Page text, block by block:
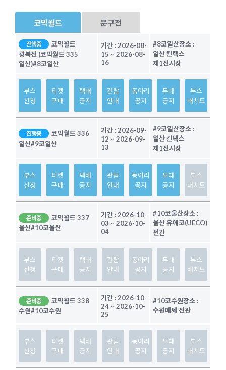
코믹월드 문구전
진행중
코믹월드
광복전 (코믹월드 335
일산)#8코일산
기간 :2026-08-
15 ~ 2026-08-
16
#8코일산장소 :
일산 킨텍스
제1전시장
부스
신청
티켓
구매
택배
공지
관람
안내
동아리
공지
무대
공지
부스
배치도
진행중
코믹월드 336
일산#9코일산
기간 :2026-09-
12 ~ 2026-09-
13
#9코일산장소 :
일산 킨텍스
제1전시장
부스
신청
티켓
구매
택배
공지
관람
안내
동아리
공지
무대
공지
부스
배치도
준비중
코믹월드 337
울산#10코울산
기간 :2026-10-
03 ~ 2026-10-
04
#10코울산장소 :
울산 유에코(UECO)
전관
부스
신청
티켓
구매
택배
공지
관람
안내
동아리
공지
무대
공지
부스
배치도
준비중
코믹월드 338
수원#10코수원
기간 :2026-10-
24~ 2026-10-
25
#10코수원장소 :
수원메쎄 전관
부스
신청
티켓
구매
택배
공지
관람
안내
동아리
공지
무대
공지
부스
배치도